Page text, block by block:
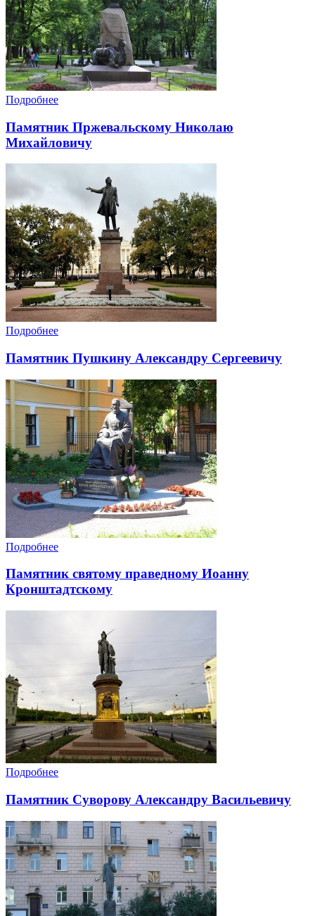
Подробнее
Памятник Пржевальскому Николаю
Михайловичу
Подробнее
Памятник Пушкину Александру Сергеевичу
Подробнее
Памятник святому праведному Иоанну
Кронштадтскому
Подробнее
Памятник Суворову Александру Васильевичу